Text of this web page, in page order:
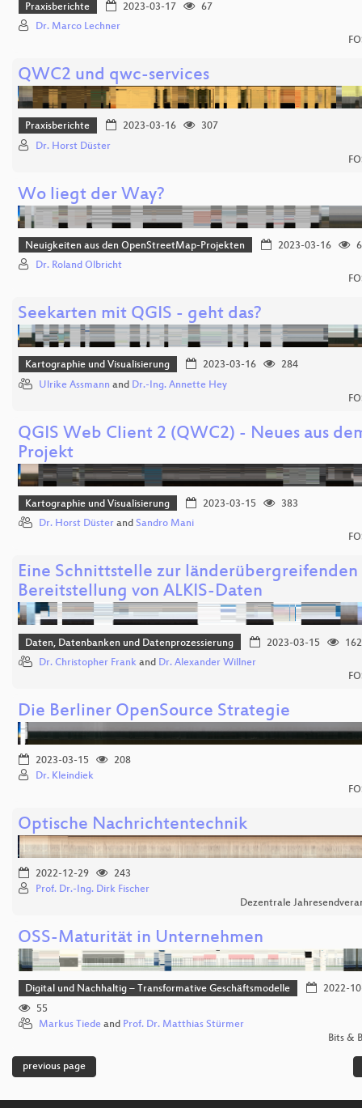
Praxisberichte 2023-03-17
67
Dr. Marco Lechner
QWC2 und qwc-services
Praxisberichte 2023-03-16
307
Dr. Horst Düster
Wo liegt der Way?
Neuigkeiten aus den OpenStreetMap-Projekten 2023-03-16
Dr. Roland Olbricht
Seekarten mit QGIS - geht das?
Kartographie und Visualisierung 2023-03-16
284
Ulrike Assmann and Dr.-Ing. Annette Hey
QGIS Web Client 2 (QWC2) - Neues aus
Projekt
Kartographie und Visualisierung 2023-03-15
383
Dr. Horst Düster and Sandro Mani
Eine Schnittstelle zur länderübergreifenden
Bereitstellung von ALKIS-Daten
Daten, Datenbanken und Datenprozessierung 2023-03-15
162
Dr. Christopher Frank and Dr. Alexander Willner
Die Berliner OpenSource Strategie
2023-03-15
208
Dr. Kleindiek
Optische Nachrichtentechnik
2022-12-29
243
Prof. Dr.-Ing. Dirk Fischer
Dezentrale
OSS-Maturität in Unternehmen
Digital und Nachhaltig – Transformative Geschäftsmodelle
2022-
55
Markus Tiede and Prof. Dr. Matthias Stürmer
Bits &
previous page